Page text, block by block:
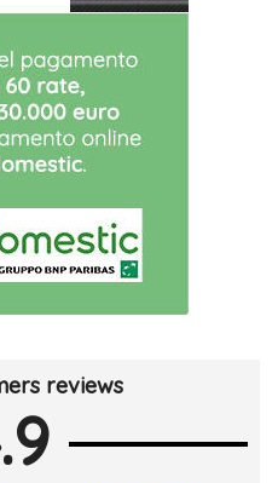
reviews